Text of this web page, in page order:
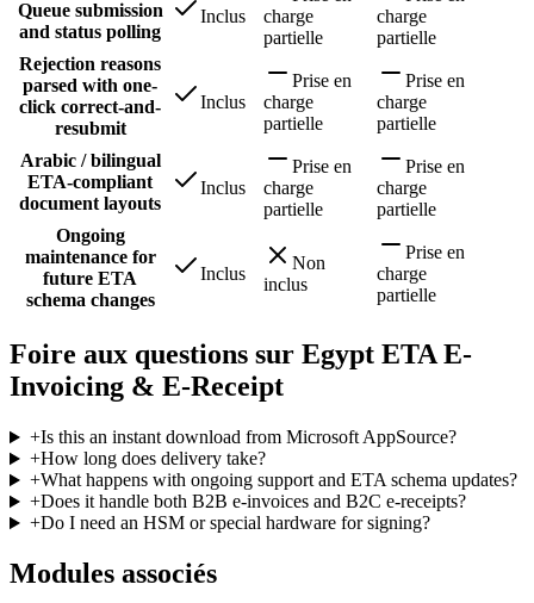
Queue submission
and status polling
Inclus
charge
partielle
charge
partielle
Rejection reasons
parsed with one-
click correct-and-
resubmit
Inclus
Prise en
charge
partielle
Prise en
charge
partielle
Arabic / bilingual
ETA-compliant
document layouts
Inclus
Prise en
charge
partielle
Prise en
charge
partielle
Ongoing
maintenance for
future ETA
schema changes
Inclus
Non
inclus
Prise en
charge
partielle
Foire aux questions sur Egypt ETA E-
Invoicing & E-Receipt
+Is this an instant download from Microsoft AppSource?
+How long does delivery take?
+What happens with ongoing support and ETA schema updates?
+Does it handle both B2B e-invoices and B2C e-receipts?
+Do I need an HSM or special hardware for signing?
Modules associés